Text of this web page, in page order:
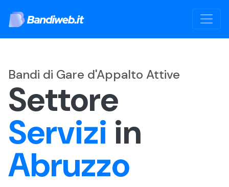
Bandi di Gare d'Appalto Attive
Settore
Servizi in
Abruzzo